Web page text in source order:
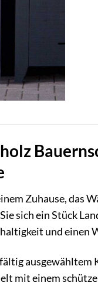
Zuhause, das
sich ein Stück
und einen
ausgewähltem
mit einem